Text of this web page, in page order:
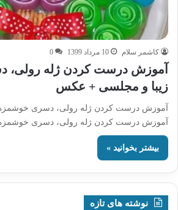
کاشمر سلام 10 مرداد 1399 0
آموزش درست کردن ژله رولی،
زیبا و مجلسی + عکس
آموزش درست کردن ژله رولی، دسری خوشمزه
آموزش درست کردن ژله رولی، دسری خوشمزه
بیشتر بخوانید »
نوشته های تازه